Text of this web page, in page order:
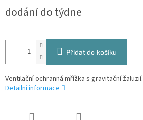
cena:
dodání do týdne
Přidat do košíku
Ventilační ochranná mřížka s gravitační žaluzií.
Detailní informace